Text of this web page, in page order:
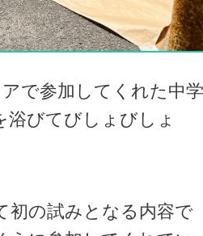
アで参加してくれた中学
浴びてびしょびしょ
初の試みとなる内容で